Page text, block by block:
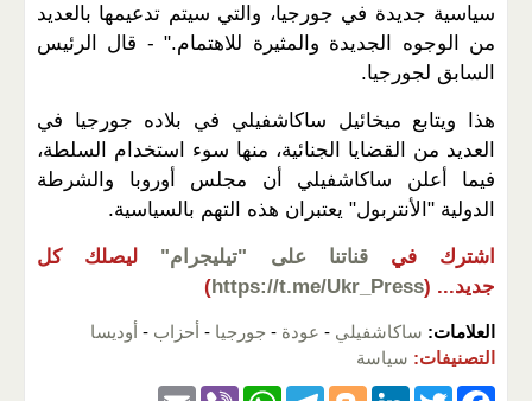
سياسية جديدة في جورجيا، والتي سيتم تدعيمها بالعديد
من الوجوه الجديدة والمثيرة للاهتمام." - قال الرئيس
السابق لجورجيا.
هذا ويتابع ميخائيل ساكاشفيلي في بلاده جورجيا في
العديد من القضايا الجنائية، منها سوء استخدام السلطة،
فيما أعلن ساكاشفيلي أن مجلس أوروبا والشرطة
الدولية "الأنتربول" يعتبران هذه التهم بالسياسية.
اشترك في قناتنا على "تيليجرام"
ليصلك كل
جديد... (
https://t.me/Ukr_Press
)
العلامات: ساكاشفيلي - عودة - جورجيا - أحزاب - أوديسا
التصنيفات: سياسة